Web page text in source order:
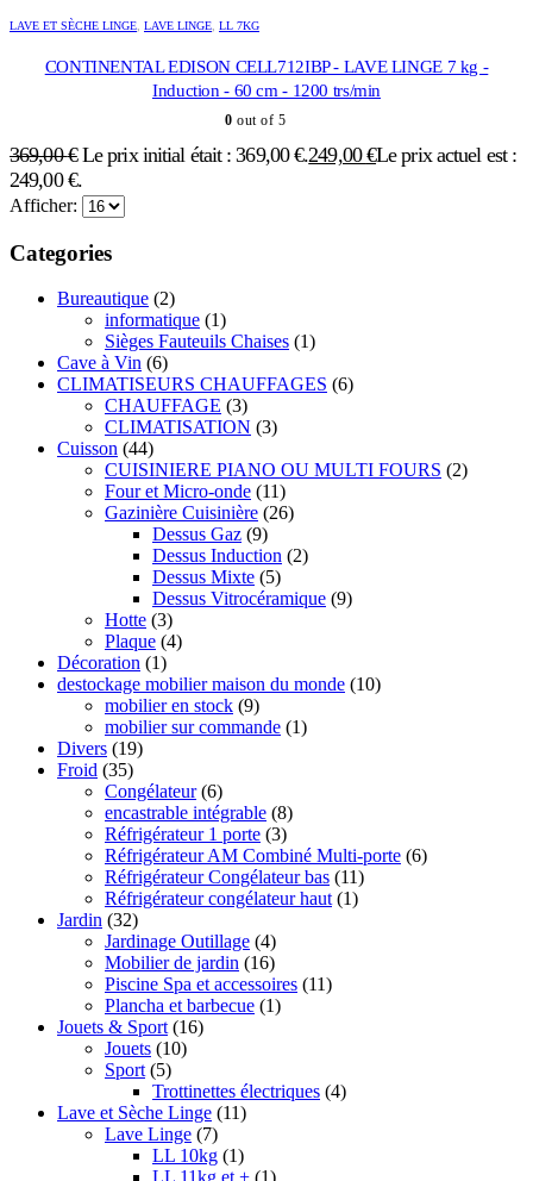
LAVE ET SÈCHE LINGE LAVE LINGE LL 7KG
CONTINENTAL EDISON CELL712IBP - LAVE LINGE 7 kg -
Induction - 60 cm - 1200 trs/min
0 out of 5
369,00€ Le prix initial était : 369,00 €.249,00€Le prix actuel est :
249,00 €.
Afficher:
Categories
Bureautique (2)
informatique (1)
Sièges Fauteuils Chaises (1)
Cave à Vin (6)
CLIMATISEURS CHAUFFAGES (6)
CHAUFFAGE (3)
CLIMATISATION (3)
Cuisson (44)
CUISINIERE PIANO OU MULTI FOURS (2)
Four et Micro-onde (11)
Gazinière Cuisinière (26)
Dessus Gaz (9)
Dessus Induction (2)
Dessus Mixte (5)
Dessus Vitrocéramique (9)
Hotte (3)
Plaque (4)
Décoration (1)
destockage mobilier maison du monde (10)
mobilier en stock (9)
mobilier sur commande (1)
Divers (19)
Froid (35)
Congélateur (6)
encastrable intégrable (8)
Réfrigérateur 1 porte (3)
Réfrigérateur AM Combiné Multi-porte (6)
Réfrigérateur Congélateur bas (11)
Réfrigérateur congélateur haut (1)
Jardin (32)
Jardinage Outillage (4)
Mobilier de jardin (16)
Piscine Spa et accessoires (11)
Plancha et barbecue (1)
Jouets & Sport (16)
Jouets (10)
Sport (5)
Trottinettes électriques (4)
Lave et Sèche Linge (11)
Lave Linge (7)
LL 10kg (1)